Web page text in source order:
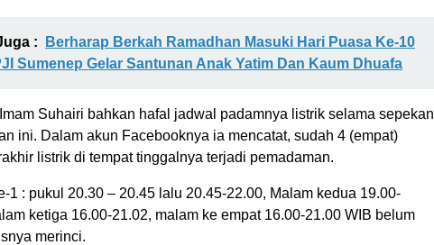
:
Berharap Berkah Ramadhan Masuki Hari Puasa Ke-10
Sumenep Gelar Santunan Anak Yatim Dan Kaum Dhuafa
Suhairi bahkan hafal jadwal padamnya listrik selama sepekan
ini. Dalam akun Facebooknya ia mencatat, sudah 4 (empat)
listrik di tempat tinggalnya terjadi pemadaman.
1 : pukul 20.30 – 20.45 lalu 20.45-22.00, Malam kedua 19.00-
ketiga 16.00-21.02, malam ke empat 16.00-21.00 WIB belum
merinci.